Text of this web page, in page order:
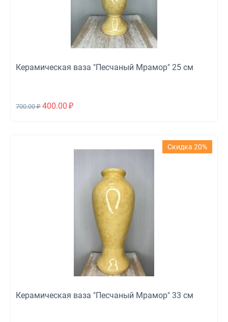
Керамическая ваза "Песчаный Мрамор" 25 см
700.00 ₽ 400.00 ₽
Скидка 20%
Керамическая ваза "Песчаный Мрамор" 33 см